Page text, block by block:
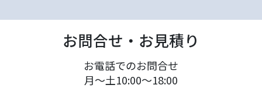
お問合せ・お見積り
お電話でのお問合せ
月～土10:00～18:00